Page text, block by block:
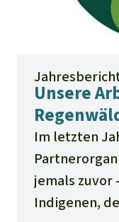
Unsere
Im letzten
jemals zuvor
Indigenen,